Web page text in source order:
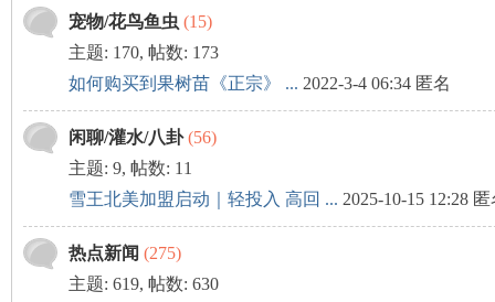
宠物/花鸟鱼虫 (15)
主题: 170, 帖数: 173
如何购买到果树苗《正宗》 ... 2022-3-4 06:34 匿名
闲聊/灌水/八卦(56)
主题: 9, 帖数: 11
雪王北美加盟启动｜轻投入 高回 ... 2025-10-15 12:28 匿
热点新闻 (275)
主题: 619, 帖数: 630